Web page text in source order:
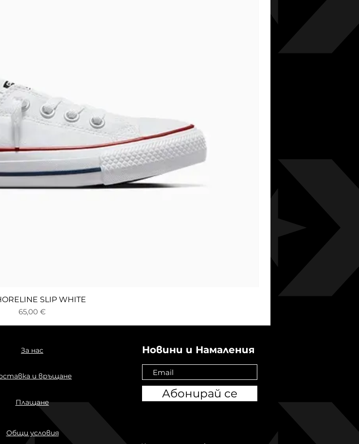
Бърз прегледSLIP WHITE
Цена
65,00 €
За нас
и връщане
Плащане
Общи условия
Новини и Намаления
Абонирай се